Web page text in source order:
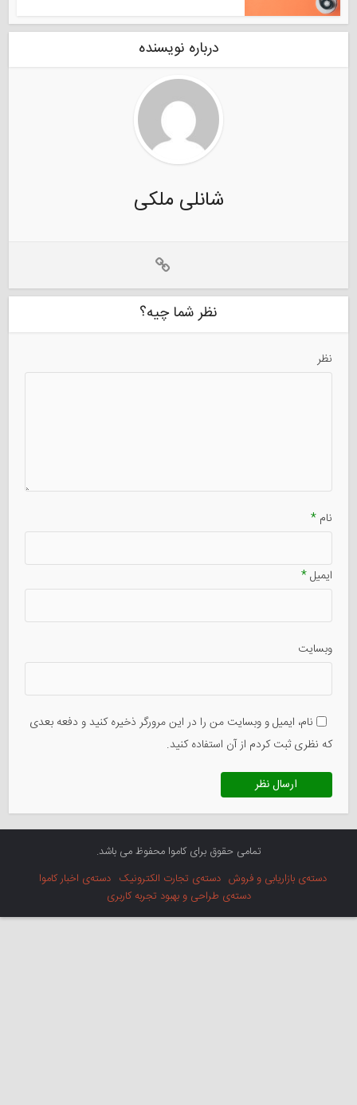
درباره نویسنده
شانلی ملکی
نظر شما چیه؟
نظر
نام*
ایمیل*
وبسایت
نام، ایمیل و وبسایت من را در این مرورگر ذخیره کنید و دفعه بعدی
که نظری ثبت کردم از آن استفاده کنید.
تمامی حقوق برای کاموا محفوظ می باشد.
دسته‌ی بازاریابی و فروش دسته‌ی تجارت الکترونیک دسته‌ی اخبار کاموا
دسته‌ی طراحی و بهبود تجربه کاربری